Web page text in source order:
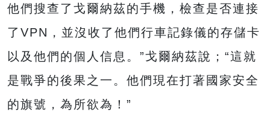
他們搜查了戈爾納茲的手機，檢查是否連接
了VPN，並沒收了他們行車記錄儀的存儲卡
以及他們的個人信息。”戈爾納茲說；“這就
是戰爭的後果之一。他們現在打著國家安全
的旗號，為所欲為！”